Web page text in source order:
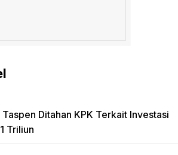
Taspen Ditahan KPK Terkait Investasi
Triliun